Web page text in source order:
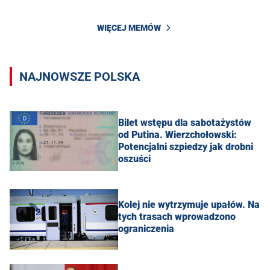
WIĘCEJ MEMÓW
NAJNOWSZE POLSKA
Bilet wstępu dla sabotażystów
od Putina. Wierzchołowski:
Potencjalni szpiedzy jak drobni
oszuści
Kolej nie wytrzymuje upałów. Na
tych trasach wprowadzono
ograniczenia